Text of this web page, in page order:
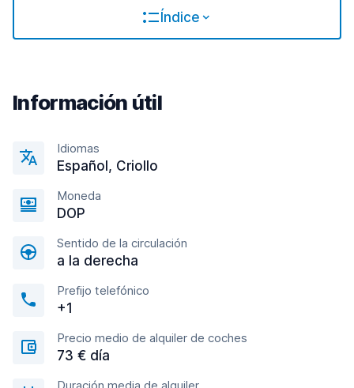
Índice
Información útil
Idiomas
Español, Criollo
Moneda
DOP
Sentido de la circulación
a la derecha
Prefijo telefónico
+1
Precio medio de alquiler de coches
73 € día